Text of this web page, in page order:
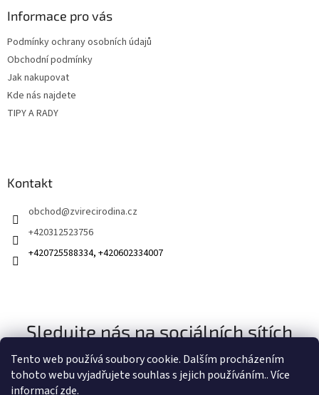
Tento web používá soubory cookie. Dalším procházením
tohoto webu vyjadřujete souhlas s jejich používáním.. Více
informacízde.
Informace pro vás
Podmínky ochrany osobních údajů
Obchodní podmínky
Jak nakupovat
Kde nás najdete
TIPY A RADY
Kontakt
obchod@zvirecirodina.cz
+420312523756
+420725588334, +420602334007
Sledujte nás na sociálních sítích